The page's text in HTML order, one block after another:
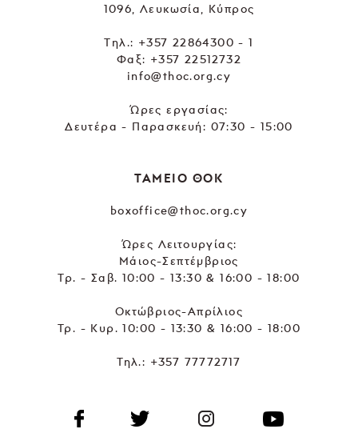
1096, Λευκωσία, Κύπρος
Tηλ.: +357 22864300 - 1
Φαξ: +357 22512732
info@thoc.org.cy
Ώρες εργασίας:
Δευτέρα - Παρασκευή: 07:30 - 15:00
ΤΑΜΕΙΟ ΘΟΚ
boxoffice@thoc.org.cy
Ώρες Λειτουργίας:
Μάιος-Σεπτέμβριος
Τρ. - Σαβ. 10:00 - 13:30 & 16:00 - 18:00
Οκτώβριος-Απρίλιος
Τρ. - Κυρ. 10:00 - 13:30 & 16:00 - 18:00
Τηλ.: +357 77772717